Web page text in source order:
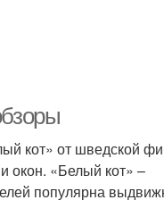
кот» от шведской
окон. «Белый кот» –
популярна